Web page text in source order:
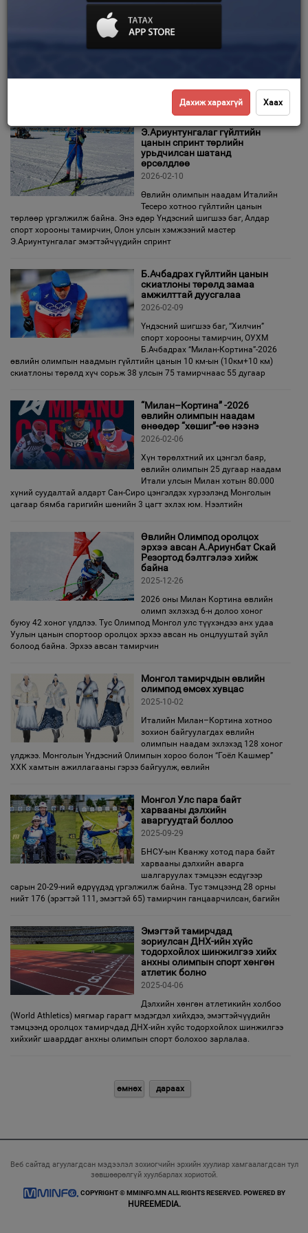
эзэллээ
2026-02-13
эмэгтэйчүүдийн 10 км-ийн чөлөөт гүйлтийн төрөлд ОУХМ
Э.Ариунтунгалаг өрсөлдлөө. Тус төрөлд нийт 111 тамирчин
Э.Ариунтунгалаг гүйлтийн
цанын спринт төрлийн
урьдчилсан шатанд
өрсөлдлөө
2026-02-10
Өвлийн олимпын наадам Италийн
Тесеро хотноо гүйлтийн цанын
төрлөөр үргэлжилж байна. Энэ өдөр Үндэсний шигшээ баг, Алдар
спорт хорооны тамирчин, Олон улсын хэмжээний мастер
Э.Ариунтунгалаг эмэгтэйчүүдийн спринт
Б.Ачбадрах гүйлтийн цанын
скиатлоны төрөлд замаа
амжилттай дуусгалаа
2026-02-09
Үндэсний шигшээ баг, “Хилчин”
спорт хорооны тамирчин, ОУХМ
Б.Ачбадрах “Милан-Кортина”-2026
өвлийн олимпын наадмын гүйлтийн цанын 10 км-ын (10км+10 км)
скиатлоны төрөлд хүч сорьж 38 улсын 75 тамирчнаас 55 дугаар
“Милан–Кортина” -2026
өвлийн олимпын наадам
өнөөдөр “хөшиг”-өө нээнэ
2026-02-06
Хүн төрөлхтний их цэнгэл баяр,
өвлийн олимпын 25 дугаар наадам
Итали улсын Милан хотын 80.000
хүний суудалтай алдарт Сан-Сиро цэнгэлдэх хүрээлэнд Монголын
цагаар бямба гаригийн шөнийн 3 цагт эхлэх юм. Нээлтийн
Өвлийн Олимпод оролцох
эрхээ авсан А.Ариунбат Скай
Резортод бэлтгэлээ хийж
байна
2025-12-26
2026 оны Милан Кортина өвлийн
олимп эхлэхэд 6-н долоо хоног
буюу 42 хоног үлдлээ. Тус Олимпод Монгол улс түүхэндээ анх удаа
Уулын цанын спортоор оролцох эрхээ авсан нь онцлууштай зүйл
болоод байна. Эрхээ авсан тамирчин
Монгол тамирчдын өвлийн
олимпод өмсөх хувцас
2025-10-02
Италийн Милан–Кортина хотноо
зохион байгуулагдах өвлийн
олимпын наадам эхлэхэд 128 хоног
үлджээ. Монголын Үндэсний Олимпын хороо болон “Гоёл Кашмер”
ХХК хамтын ажиллагааны гэрээ байгуулж, өвлийн
Монгол Улс пара байт
харвааны дэлхийн
аваргуудтай боллоо
2025-09-29
БНСУ-ын Кванжу хотод пара байт
харвааны дэлхийн аварга
шалгаруулах тэмцээн есдүгээр
сарын 20-29-ний өдрүүдэд үргэлжилж байна. Тус тэмцээнд 28 орны
нийт 176 (эрэгтэй 111, эмэгтэй 65) тамирчин ганцаарчилсан, багийн
Эмэгтэй тамирчдад
зориулсан ДНХ-ийн хүйс
тодорхойлох шинжилгээ хийх
анхны олимпын спорт хөнгөн
атлетик болно
2025-04-06
Дэлхийн хөнгөн атлетикийн холбоо
(World Athletics) мягмар гарагт мэдэгдэл хийхдээ, эмэгтэйчүүдийн
тэмцээнд оролцох тамирчдад ДНХ-ийн хүйс тодорхойлох шинжилгээ
хийхийг шаарддаг анхны олимпын спорт болохоо зарлалаа.
өмнөх дараах
Веб сайтад агуулагдсан мэдээлэл зохиогчийн эрхийн хуулиар хамгаалагдсан тул
зөвшөөрөлгүй хуулбарлах хориотой.
COPYRIGHT © MMINFO.MN ALL RIGHTS RESERVED. POWERED BY
HUREEMEDIA.
Дахиж харахгүй Хаах